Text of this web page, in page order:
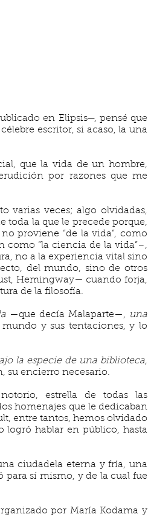
en Elipsis─, pensé que
escritor, si acaso, la una
que la vida de un hombre,
por razones que me
varias veces; algo olvidadas,
toda la que le precede porque,
proviene “de la vida”, como
como “la ciencia de la vida”–,
no a la experiencia vital sino
del mundo, sino de otros
Hemingway— cuando forja,
de la filosofía.
—que decía Malaparte—, una
y sus tentaciones, y lo
la especie de una biblioteca,
su encierro necesario.
estrella de todas las
homenajes que le dedicaban
entre tantos, hemos olvidado
logró hablar en público, hasta
ciudadela eterna y fría, una
para sí mismo, y de la cual fue
por María Kodama y